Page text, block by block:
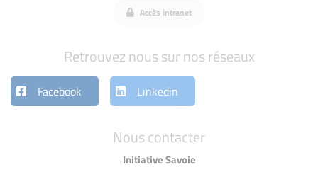
Nous contacter
Initiative Savoie
Accès intranet
Retrouvez nous sur nos réseaux
Facebook Linkedin